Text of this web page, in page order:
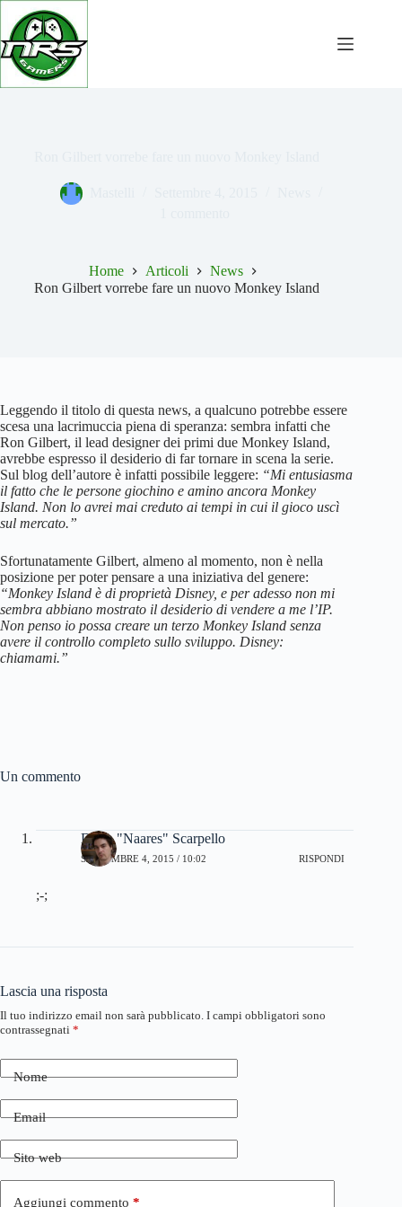
Salta
contenuto
Home Articoli
News
Ron Gilbert vorrebe fare un nuovo Monkey Island
Leggendo il titolo di questa news, a qualcuno potrebbe essere
scesa una lacrimuccia piena di speranza: sembra infatti che
Ron Gilbert, il lead designer dei primi due Monkey Island,
avrebbe espresso il desiderio di far tornare in scena la serie.
Sul blog dell’autore è infatti possibile leggere: “Mi entusiasma
il fatto che le persone giochino e amino ancora Monkey
Island. Non lo avrei mai creduto ai tempi in cui il gioco uscì
sul mercato.”
Sfortunatamente Gilbert, almeno al momento, non è nella
posizione per poter pensare a una iniziativa del genere:
“Monkey Island è di proprietà Disney, e per adesso non mi
sembra abbiano mostrato il desiderio di vendere a me l’IP.
Non penso io possa creare un terzo Monkey Island senza
avere il controllo completo sullo sviluppo. Disney:
chiamami.”
Un commento
Dario "Naares" Scarpello
SETTEMBRE 4, 2015 / 10:02 RISPONDI
;-;
Lascia una risposta
Il tuo indirizzo email non sarà pubblicato. I campi obbligatori sono
contrassegnati *
Nome
Email
Sito web
Aggiungi commento *